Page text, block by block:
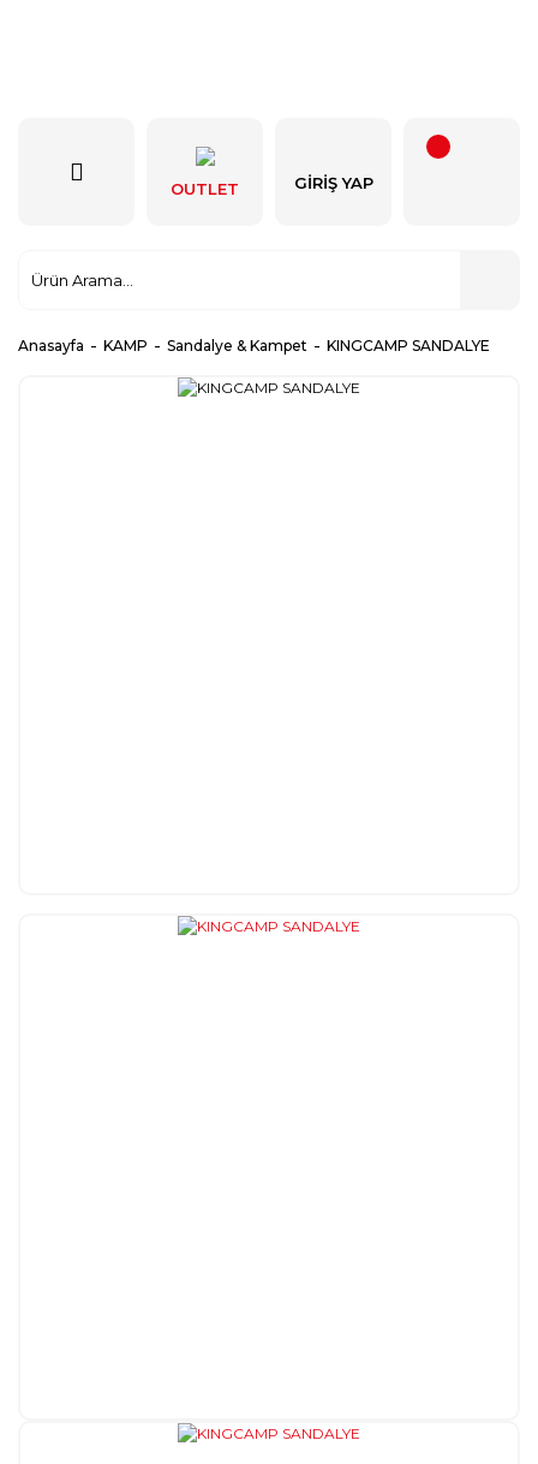
OUTLET GIRIŞ YAP
Anasayfa KAMP Sandalye & Kampet KINGCAMP SANDALYE